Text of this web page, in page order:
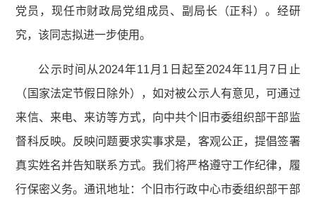
党员，现任市财政局党组成员、副局长（正科）。经研
究，该同志拟进一步使用。
公示时间从2024年11月1日起至2024年11月7日止
（国家法定节假日除外），如对被公示人有意见，可通过
来信、来电、来访等方式，向中共个旧市委组织部干部监
督科反映。反映问题要求实事求是，客观公正，提倡签署
真实姓名并告知联系方式。我们将严格遵守工作纪律，履
行保密义务。通讯地址：个旧市行政中心市委组织部干部